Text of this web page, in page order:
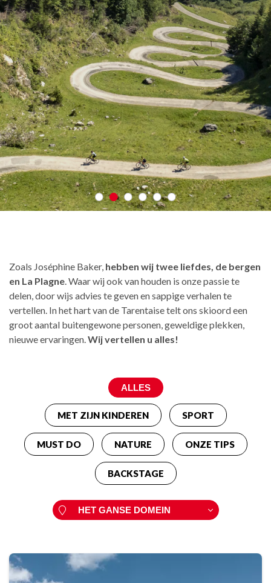
Zoals Joséphine Baker, hebben wij twee liefdes, de bergen
en La Plagne. Waar wij ook van houden is onze passie te
delen, door wijs advies te geven en sappige verhalen te
vertellen. In het hart van de Tarentaise telt ons skioord een
groot aantal buitengewone personen, geweldige plekken,
nieuwe ervaringen.Wij vertellen u alles!
MET ZIJN KINDEREN SPORT
MUST DO NATURE ONZE TIPS
BACKSTAGE